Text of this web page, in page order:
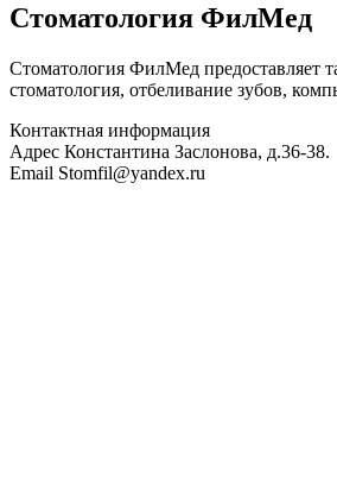
Стоматология ФилМед
Стоматология ФилМед предоставляет
стоматология, отбеливание зубов,
Контактная информация
Адрес Константина Заслонова, д.36-38.
Email Stomfil@yandex.ru